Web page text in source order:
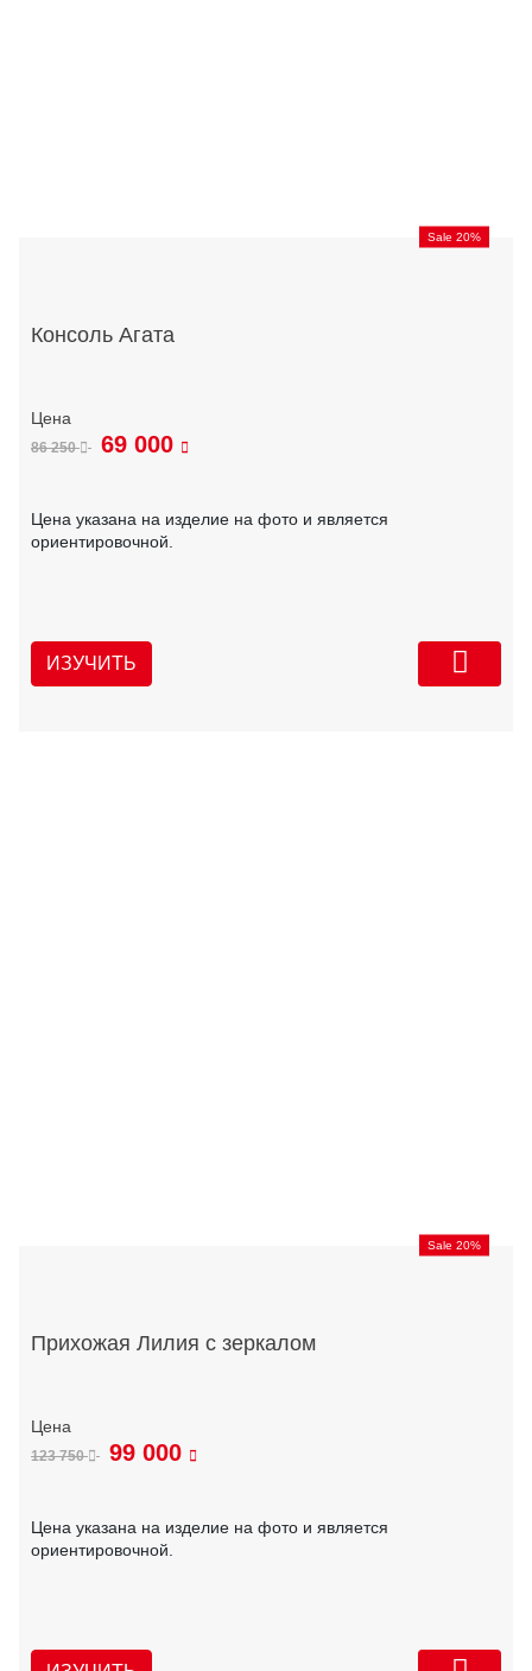
Sale 20%
Консоль Агата
86 250 69 000
Цена указана на изделие на фото и является
ориентировочной.
ИЗУЧИТЬ
Sale 20%
Прихожая Лилия с зеркалом
123 750 99 000
Цена указана на изделие на фото и является
ориентировочной.